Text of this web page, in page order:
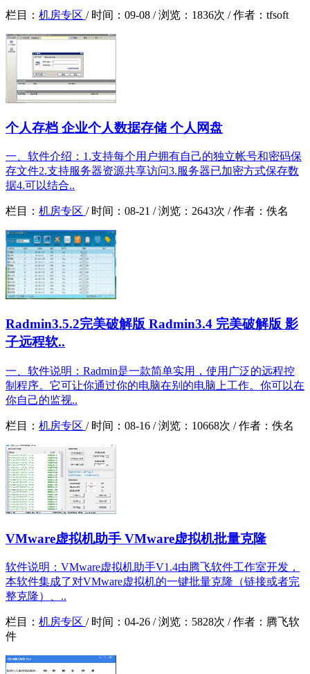
栏目： 机房专区 / 时间： 09-08 /浏览： 1836次 /作者： tfsoft
个人存档 企业个人数据存储 个人网盘
一、软件介绍：1.支持每个用户拥有自己的独立帐号和密码保
存文件2.支持服务器资源共享访问3.服务器已加密方式保存数
据4.可以结合..
栏目： 机房专区 / 时间： 08-21 /浏览： 2643次 /作者： 佚名
Radmin3.5.2完美破解版 Radmin3.4 完美破解版 影
子远程软..
一、软件说明：Radmin是一款简单实用，使用广泛的远程控
制程序。它可让你通过你的电脑在别的电脑上工作。你可以在
你自己的监视..
栏目： 机房专区 / 时间： 08-16 /浏览： 10668次 /作者： 佚名
VMware虚拟机助手 VMware虚拟机批量克隆
软件说明：VMware虚拟机助手V1.4由腾飞软件工作室开发，
本软件集成了对VMware虚拟机的一键批量克隆（链接或者完
整克隆）、..
栏目： 机房专区 / 时间： 04-26 /浏览： 5828次 /作者： 腾飞软
件